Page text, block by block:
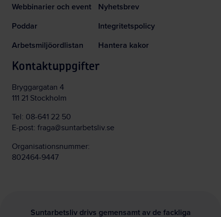
Webbinarier och event
Poddar
Arbetsmiljöordlistan
Nyhetsbrev
Integritetspolicy
Hantera kakor
Kontaktuppgifter
Bryggargatan 4
111 21 Stockholm
Tel: 08-641 22 50
E-post: fraga@suntarbetsliv.se
Organisationsnummer:
802464-9447
Suntarbetsliv drivs gemensamt av de fackliga